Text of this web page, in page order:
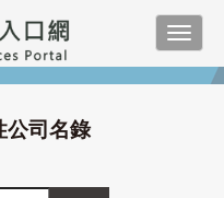
公司名錄